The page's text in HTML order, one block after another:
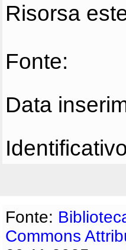
Risorsa
Fonte:
Data
Fonte:
Commons